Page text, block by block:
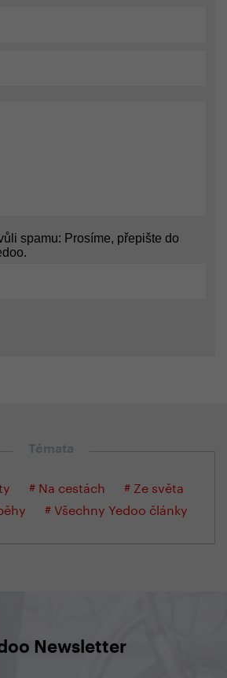
spamu: Prosíme, přepište do
Témata
# Na cestách
# Ze světa
# Všechny Yedoo články
Newsletter